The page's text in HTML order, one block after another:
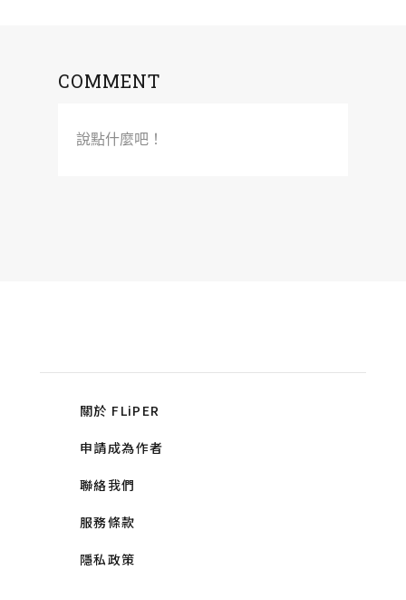
COMMENT
說點什麼吧！
關於 FLiPER
申請成為作者
聯絡我們
服務條款
隱私政策